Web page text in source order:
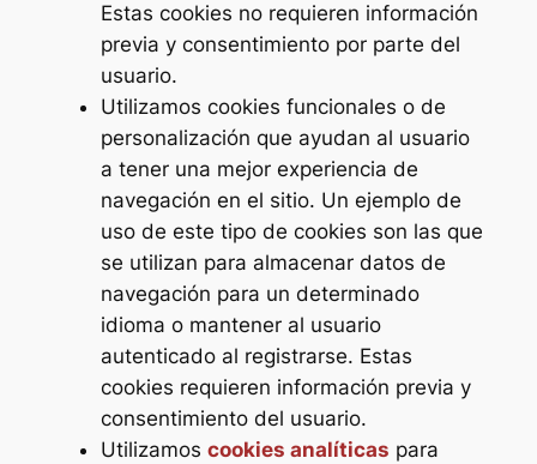
Estas cookies no requieren información
previa y consentimiento por parte del
usuario.
Utilizamos cookies funcionales o de
personalización que ayudan al usuario
a tener una mejor experiencia de
navegación en el sitio. Un ejemplo de
uso de este tipo de cookies son las que
se utilizan para almacenar datos de
navegación para un determinado
idioma o mantener al usuario
autenticado al registrarse. Estas
cookies requieren información previa y
consentimiento del usuario.
Utilizamos cookies analíticas para